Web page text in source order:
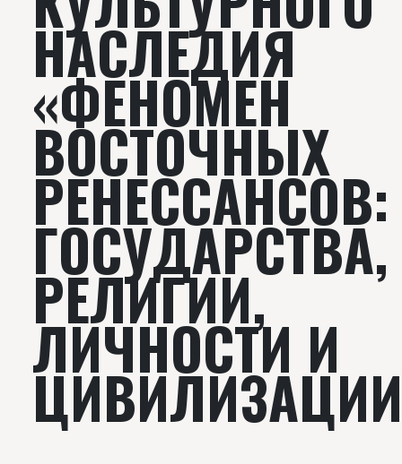
НАСЛЕДИЯ
«ФЕНОМЕН
ВОСТОЧНЫХ
РЕНЕССАНСОВ:
ГОСУДАРСТВА,
РЕЛИГИИ,
ЛИЧНОСТИ И